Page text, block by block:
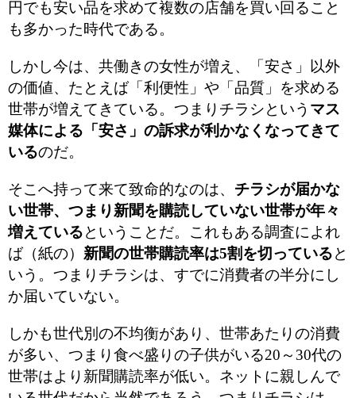
円でも安い品を求めて複数の店舗を買い回ること
も多かった時代である。
しかし今は、共働きの女性が増え、「安さ」以外
の価値、たとえば「利便性」や「品質」を求める
世帯が増えてきている。つまりチラシという マス
媒体による「安さ」の訴求が利かなくなってきて
いるのだ。
そこへ持って来て致命的なのは、 チラシが届かな
い世帯、つまり新聞を購読していない世帯が年々
増えているということだ。これもある調査によれ
ば（紙の） 新聞の世帯購読率は5割を切っていると
いう。つまりチラシは、すでに消費者の半分にし
か届いていない。
しかも世代別の不均衡があり、世帯あたりの消費
が多い、つまり食べ盛りの子供がいる20～30代の
世帯はより新聞購読率が低い。ネットに親しんで